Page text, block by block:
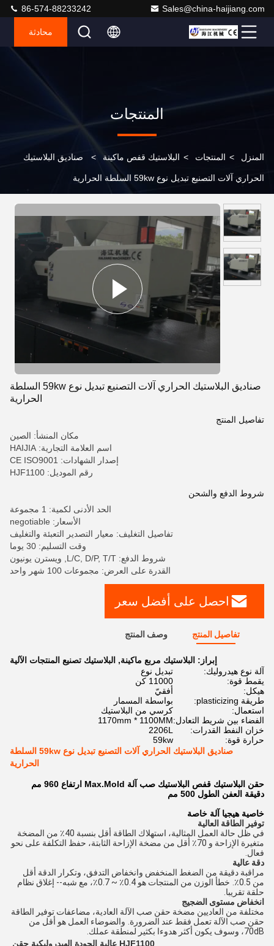
Sales@china-haijiang.com
86-574-88233242
محادثة
المنتجات
المنزل > المنتجات > البلاستيك قفص ماكينة > صناديق البلاستيك
الحراري آلات التصنيع تبديل نوع 59kw السلطة الحرارية
صناديق البلاستيك الحراري آلات التصنيع تبديل نوع 59kw السلطة
الحرارية
تفاصيل المنتج
مكان المنشأ: الصين
اسم العلامة التجارية: HAIJIA
إصدار الشهادات: CE ISO9001
رقم الموديل: HJF1100
شروط الدفع والشحن
الحد الأدنى لكمية: 1 مجموعة
الأسعار: negotiable
تفاصيل التغليف: معيار التصدير التعبئة والتغليف
وقت التسليم: 30 يوما
شروط الدفع: L/C, D/P, T/T, ويسترن يونيون
القدرة على العرض: مجموعات 100 شهر واحد
احصل على أفضل سعر
تفاصيل المنتج وصف المنتج
إبراز: البلاستيك مربع ماكينة, البلاستيك تصنيع المنتجات الآلية
آلة نوع هيدروليك:
تبديل نوع
يقمط قوة:
11000 كن
هيكل:
أفقيّ
طريقة plasticizing:
بواسطة المسمار
استعمال:
كرسي من البلاستيك
الفضاء بين شريط التعادل:1170mm * 1100MM
خزان النفط القدرات:
2206L
حرارة قوة:
59kw
صناديق البلاستيك الحراري آلات التصنيع تبديل نوع 59kw السلطة
الحرارية
حقن البلاستيك قفص البلاستيك صب آلة Max.Mold ارتفاع 960 مم
دقيقة العفن الطول 500 مم
خاصية هيجيا آلة خاصة
توفير الطاقة العالية
في ظل حالة العمل المثالية، استهلاك الطاقة أقل بنسبة 40٪ من المضخة
متغيرة الإزاحة و 70٪ أقل من مضخة الإزاحة الثابتة، حفظ التكلفة على نحو
فعال.
دقة عالية
مراقبة دقيقة من الضغط المنخفض وانخفاض التدفق، وتكرار الدقة أقل
من 0.5٪.
خطأ الوزن من المنتجات هو 0.4٪ ~ 0.7٪، مع شبه-- إغلاق نظام
حلقة تقريبا.
انخفاض مستوى الضجيج
مختلفة من العاديين مضخة حقن صب الآلة العادية، مضاعفات توفير الطاقة
حقن صب الآلة تعمل فقط عند الضرورة. والضوضاء العمل هو أقل من
70dB، وسوف يكون أكثر هدوءا بكثير لمنطقة عملك.
HJF1100 عالية الجودة
الهيدروليكية حقن